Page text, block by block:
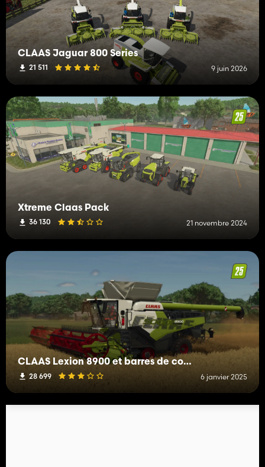
CLAAS Jaguar 800 Series
21 511 9 juin 2026
Xtreme Claas Pack
36 130 21 novembre 2024
CLAAS Lexion 8900 et barres de coupes
28 699 6 janvier 2025